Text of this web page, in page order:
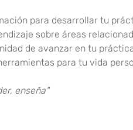
para desarrollar tu
sobre áreas
de avanzar en tu
para tu vida
enseña"